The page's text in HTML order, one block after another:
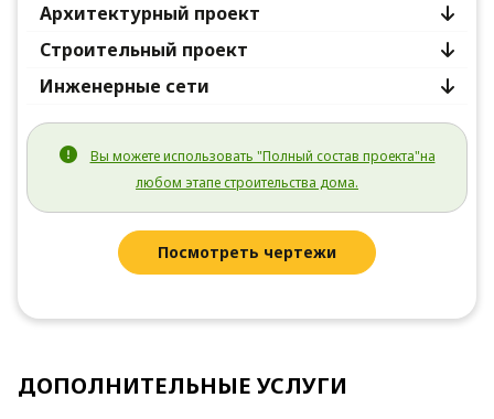
Архитектурный проект
Строительный проект
Инженерные сети
Вы можете использовать "Полный состав проекта"на
любом этапе строительства дома.
Посмотреть чертежи
ДОПОЛНИТЕЛЬНЫЕ УСЛУГИ